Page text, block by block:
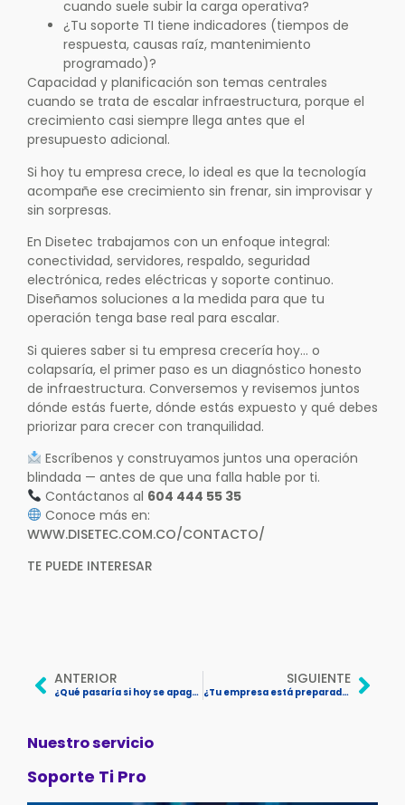
cuando suele subir la carga operativa?
¿Tu soporte TI tiene indicadores (tiempos de
respuesta, causas raíz, mantenimiento
programado)?
Capacidad y planificación son temas centrales
cuando se trata de escalar infraestructura, porque el
crecimiento casi siempre llega antes que el
presupuesto adicional.
Si hoy tu empresa crece, lo ideal es que la tecnología
acompañe ese crecimiento sin frenar, sin improvisar y
sin sorpresas.
En Disetec trabajamos con un enfoque integral:
conectividad, servidores, respaldo, seguridad
electrónica, redes eléctricas y soporte continuo.
Diseñamos soluciones a la medida para que tu
operación tenga base real para escalar.
Si quieres saber si tu empresa crecería hoy… o
colapsaría, el primer paso es un diagnóstico honesto
de infraestructura. Conversemos y revisemos juntos
dónde estás fuerte, dónde estás expuesto y qué debes
priorizar para crecer con tranquilidad.
Escríbenos y construyamos juntos una operación
blindada — antes de que una falla hable por ti.
Contáctanos al 604 444 55 35
Conoce más en:
WWW.DISETEC.COM.CO/CONTACTO/
TE PUEDE INTERESAR
ANTERIOR
¿Qué pasaría si hoy se apaga todo?
SIGUIENTE
¿Tu empresa está preparada para las amenazas digitales de 2026?
Nuestro servicio
Soporte Ti Pro